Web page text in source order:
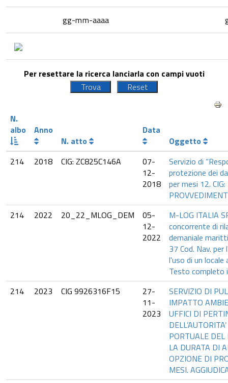
gg-mm-aaaa
Per resettare la ricerca lanciarla con campi vuoti
N.
albo
Anno
N. atto
Data
Oggetto
214
2018 CIG: ZC825C146A
07-
12-
2018
Servizio di
protezione dei
per mesi 12.
214
2022 20_22_MLOG_DEM
05-
12-
2022
M-LOG ITALIA
concorrente di
demaniale
37 Cod. Nav.
l'uso di un
Testo completo
214
2023 CIG 9926316F15
27-
11-
2023
SERVIZIO DI
IMPATTO
UFFICI DI
PORTUALE
LA DURATA DI
OPZIONE DI
MESI.